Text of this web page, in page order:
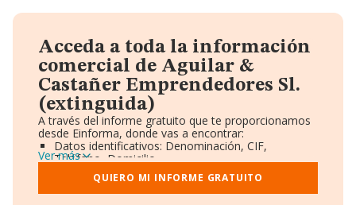
Acceda a toda la información
comercial de Aguilar &
Castañer Emprendedores Sl.
(extinguida)
A través del informe gratuito que te proporcionamos
desde Einforma, donde vas a encontrar:
Datos identificativos: Denominación, CIF,
Teléfono, Domicilio.
Informe Mercantil Completo (BORME).
Gráficos de Evolución Ventas y Empleados.
Consejo de Administración y Administradores.
Ver más
QUIERO MI INFORME GRATUITO